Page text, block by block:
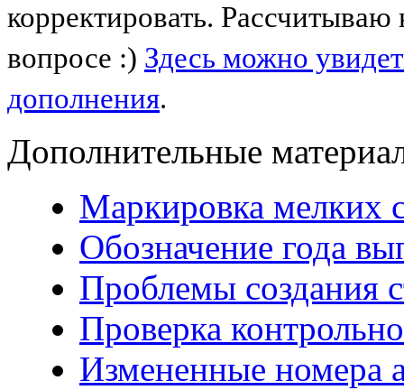
корректировать.
вопросе :) Здесь можно
дополнения.
Дополнительные
Маркировка мелких
Обозначение года
Проблемы создания
Проверка
Измененные номера